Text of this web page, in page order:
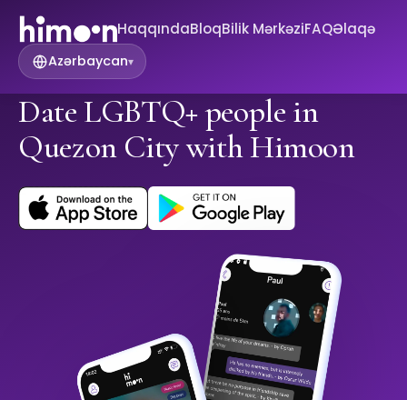
HaqqındaBloqBilik MərkəziFAQƏlaqə
Azərbaycan▾
Date LGBTQ+ people in
Quezon City with Himoon